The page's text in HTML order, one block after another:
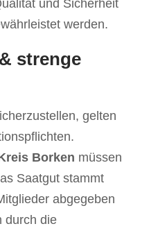
und Sicherheit
werden.
strenge
gelten
Borken müssen
Saatgut stammt
abgegeben
durch die